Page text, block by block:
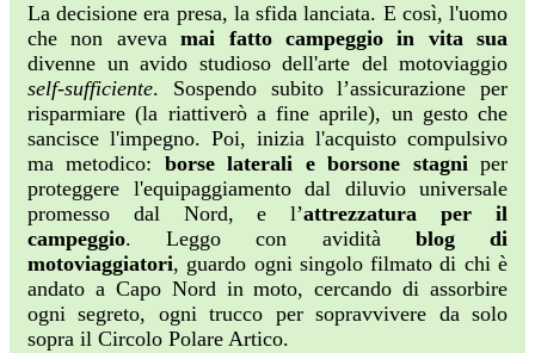
La decisione era presa, la sfida lanciata. E così, l'uomo
che non avevamai fatto campeggio in vita sua
divenne un avido studioso dell'arte del motoviaggio
self-sufficiente. Sospendo subito l’assicurazione per
risparmiare (la riattiverò a fine aprile), un gesto che
sancisce l'impegno. Poi, inizia l'acquisto compulsivo
ma metodico: borse laterali e borsone stagniper
proteggere l'equipaggiamento dal diluvio universale
promesso dal Nord, e l’attrezzatura per il
campeggio. Leggo con avidità blog di
motoviaggiatori, guardo ogni singolo filmato di chi è
andato a Capo Nord in moto, cercando di assorbire
ogni segreto, ogni trucco per sopravvivere da solo
sopra il Circolo Polare Artico.